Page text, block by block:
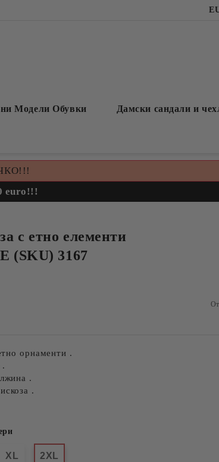
Модели Обувки Дамски сандали и
euro!!!
с етно елементи
(SKU) 3167
орнаменти .
.
.
.
XL 2XL